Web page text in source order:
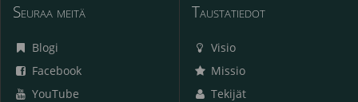
Seuraa meitä
Blogi
Facebook
YouTube
Taustatiedot
Visio
Missio
Tekijät